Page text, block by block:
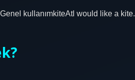
kullanımkiteAtl would like a kite.